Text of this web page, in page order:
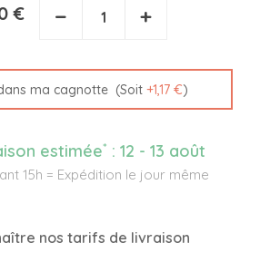
€ − +
ma cagnotte (Soit +1,17 €)
estimée* : 12 - 13 août
15h = Expédition le jour même
nos tarifs de livraison